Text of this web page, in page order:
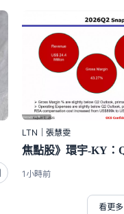
LTN｜張慧雯
1小時前
看更多